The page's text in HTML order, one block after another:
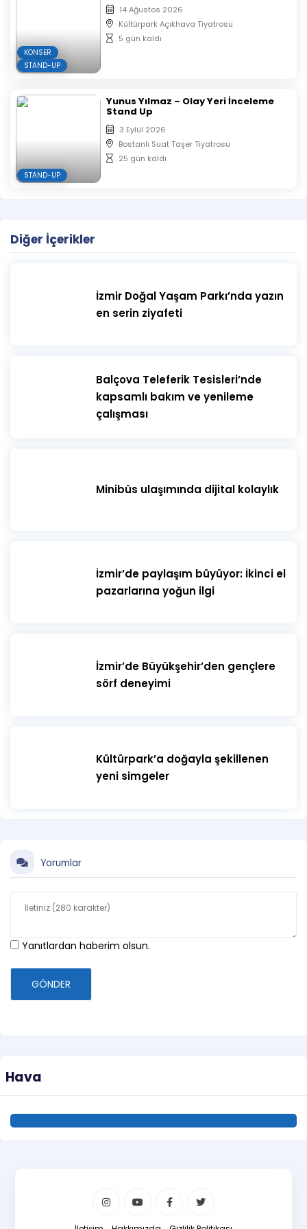
KONSER
STAND-UP
14 Ağustos 2026
Kültürpark Açıkhava Tiyatrosu
5 gün kaldı
STAND-UP
Yunus Yılmaz – Olay Yeri İnceleme
Stand Up
3 Eylül 2026
Bostanlı Suat Taşer Tiyatrosu
25 gün kaldı
Diğer İçerikler
İzmir Doğal Yaşam Parkı’nda yazın
en serin ziyafeti
​Balçova Teleferik Tesisleri’nde
kapsamlı bakım ve yenileme
çalışması
Minibüs ulaşımında dijital kolaylık
İzmir’de paylaşım büyüyor: İkinci el
pazarlarına yoğun ilgi
İzmir’de Büyükşehir’den gençlere
sörf deneyimi
Kültürpark’a doğayla şekillenen
yeni simgeler
Yorumlar
Yanıtlardan haberim olsun.
GÖNDER
Hava